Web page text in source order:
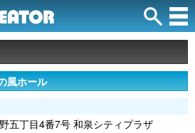
風ホール
五丁目4番7号 和泉シティプラザ